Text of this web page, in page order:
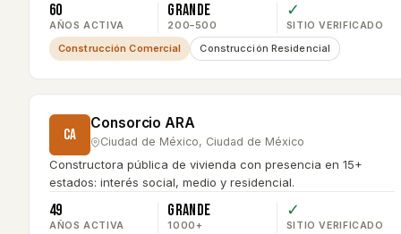
60
AÑOS ACTIVA
Grande
200–500
✓
SITIO VERIFICADO
Construcción Comercial Construcción Residencial
CA
Consorcio ARA
Ciudad de México, Ciudad de México
Constructora pública de vivienda con presencia en 15+
estados: interés social, medio y residencial.
49
AÑOS ACTIVA
Grande
1000+
✓
SITIO VERIFICADO